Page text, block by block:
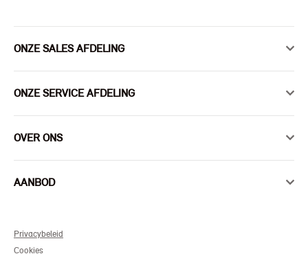
ONZE SALES AFDELING
ONZE SERVICE AFDELING
OVER ONS
AANBOD
Privacybeleid
Cookies